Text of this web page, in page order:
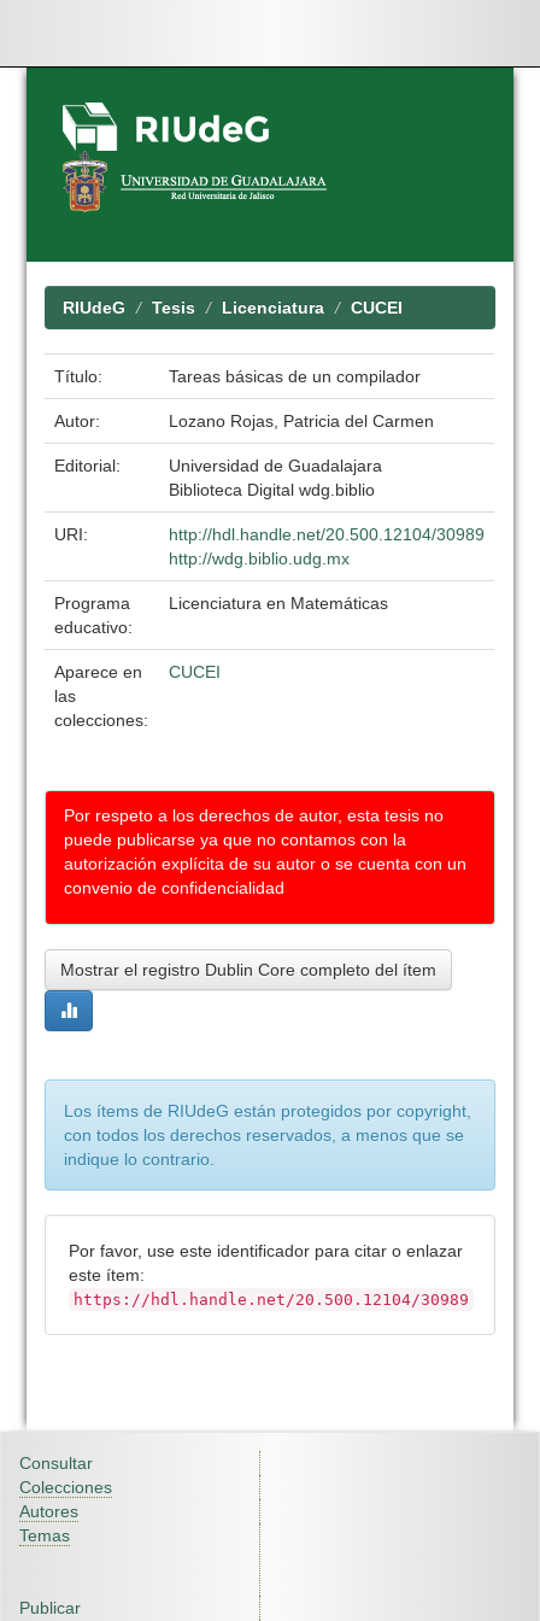
Skip
navigation
RIUdeG Tesis Licenciatura CUCEI
Título: Tareas básicas de un compilador
Autor: Lozano Rojas, Patricia del Carmen
Editorial:
Universidad de Guadalajara
Biblioteca Digital wdg.biblio
URI:
http://hdl.handle.net/20.500.12104/30989
http://wdg.biblio.udg.mx
Programa
educativo:
Licenciatura en Matemáticas
Aparece en
las
colecciones:
CUCEI
Por respeto a los derechos de autor, esta tesis no
puede publicarse ya que no contamos con la
autorización explícita de su autor o se cuenta con un
convenio de confidencialidad
Mostrar el registro Dublin Core completo del ítem
Los ítems de RIUdeG están protegidos por copyright,
con todos los derechos reservados, a menos que se
indique lo contrario.
Por favor, use este identificador para citar o enlazar
este ítem:
https://hdl.handle.net/20.500.12104/30989
Consultar
Colecciones
Autores
Temas
Publicar